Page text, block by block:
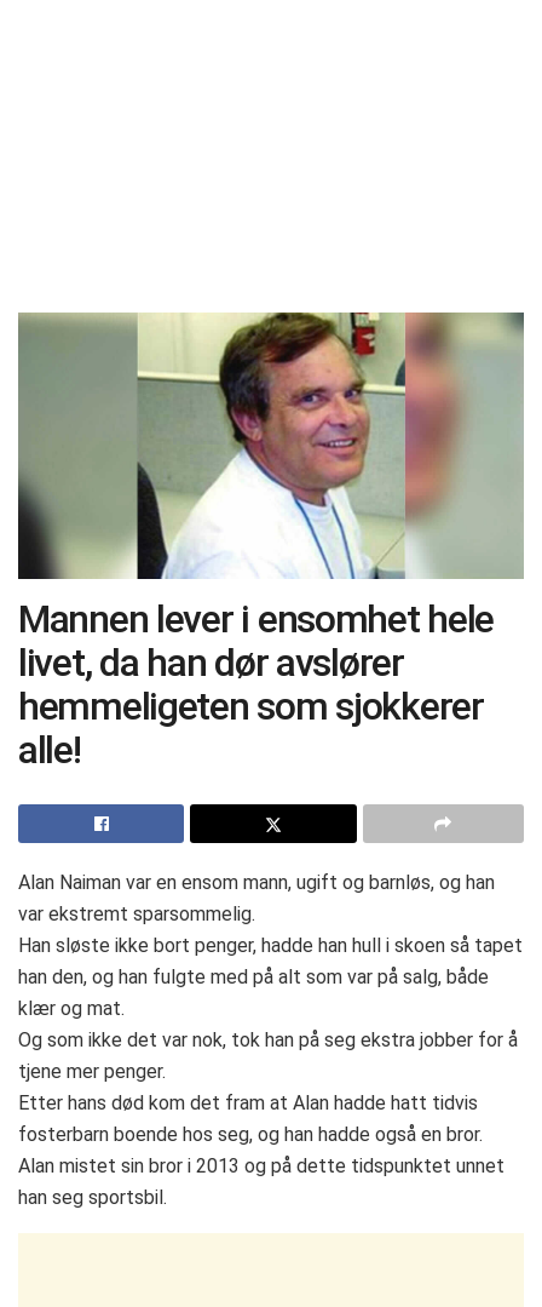
Mannen lever i ensomhet hele
livet, da han dør avslører
hemmeligeten som sjokkerer
alle!
Alan Naiman var en ensom mann, ugift og barnløs, og han
var ekstremt sparsommelig.
Han sløste ikke bort penger, hadde han hull i skoen så tapet
han den, og han fulgte med på alt som var på salg, både
klær og mat.
Og som ikke det var nok, tok han på seg ekstra jobber for å
tjene mer penger.
Etter hans død kom det fram at Alan hadde hatt tidvis
fosterbarn boende hos seg, og han hadde også en bror.
Alan mistet sin bror i 2013 og på dette tidspunktet unnet
han seg sportsbil.